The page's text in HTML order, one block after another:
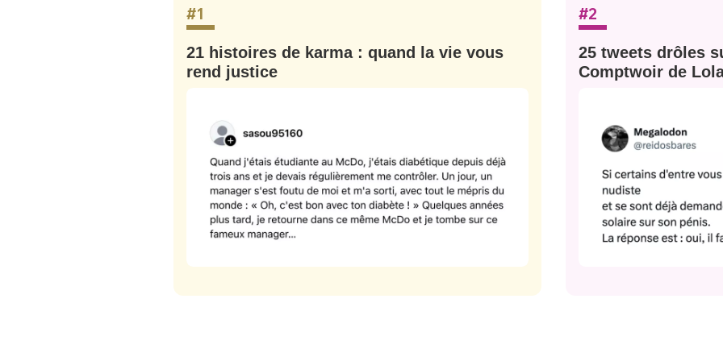
#1
21 histoires de karma : quand la vie vous
rend justice
#2
25 tweets drôles
Comptwoir de Lola
PASSWORD
C'EST PARTI
sélection